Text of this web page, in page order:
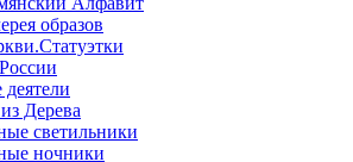
образов
Дерева
светильники
ночники